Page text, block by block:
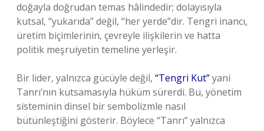
doğayla doğrudan temas hâlindedir; dolayısıyla
kutsal, “yukarıda” değil, “her yerde”dir. Tengri inancı,
üretim biçimlerinin, çevreyle ilişkilerin ve hatta
politik meşruiyetin temeline yerleşir.
Bir lider, yalnızca gücüyle değil, “Tengri Kut”yani
Tanrı’nın kutsamasıyla hüküm sürerdi. Bu, yönetim
sisteminin dinsel bir sembolizmle nasıl
bütünleştiğini gösterir. Böylece “Tanrı” yalnızca